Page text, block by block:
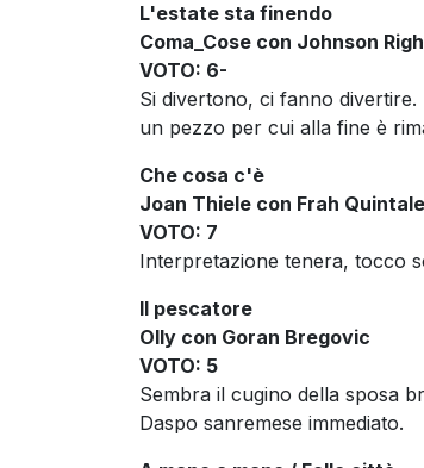
L'estate sta finendo
Coma_Cose con Johnson
VOTO: 6-
Si divertono, ci fanno divertire.
un pezzo per cui alla fine è
Che cosa c'è
Joan Thiele con Frah Quintale
VOTO: 7
Interpretazione tenera, tocco
Il pescatore
Olly con Goran Bregovic
VOTO: 5
Sembra il cugino della sposa
Daspo sanremese immediato.